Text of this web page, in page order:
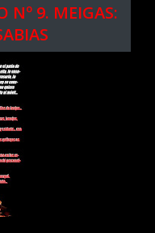
Nº 9. MEIGAS: